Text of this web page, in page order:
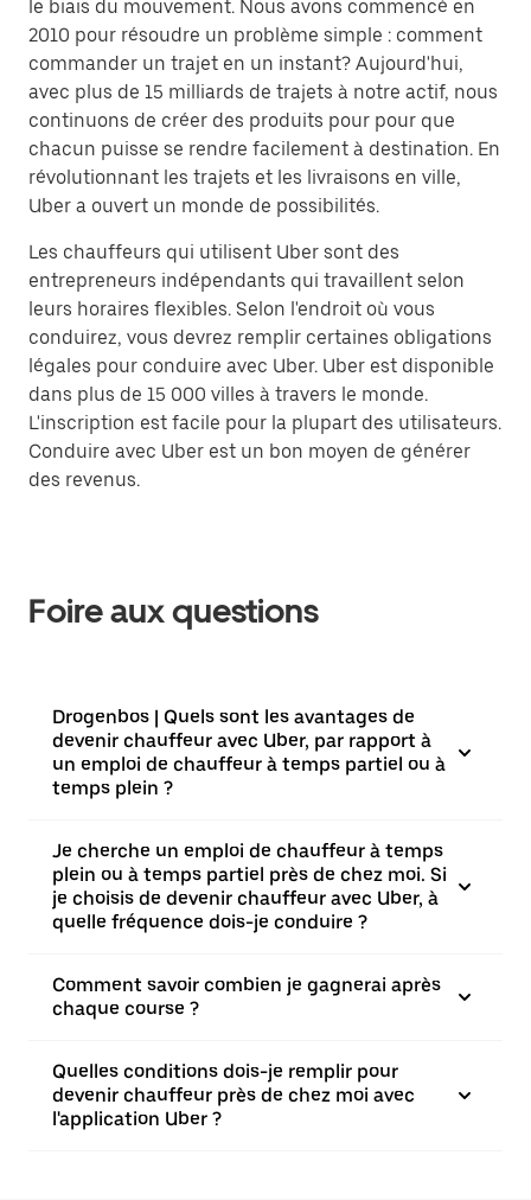
le biais du mouvement. Nous avons commencé en
2010 pour résoudre un problème simple : comment
commander un trajet en un instant? Aujourd'hui,
avec plus de 15 milliards de trajets à notre actif, nous
continuons de créer des produits pour pour que
chacun puisse se rendre facilement à destination. En
révolutionnant les trajets et les livraisons en ville,
Uber a ouvert un monde de possibilités.
Les chauffeurs qui utilisent Uber sont des
entrepreneurs indépendants qui travaillent selon
leurs horaires flexibles. Selon l'endroit où vous
conduirez, vous devrez remplir certaines obligations
légales pour conduire avec Uber. Uber est disponible
dans plus de 15 000 villes à travers le monde.
L'inscription est facile pour la plupart des utilisateurs.
Conduire avec Uber est un bon moyen de générer
des revenus.
Foire aux questions
Drogenbos | Quels sont les avantages de
devenir chauffeur avec Uber, par rapport à
un emploi de chauffeur à temps partiel ou à
temps plein ?
Je cherche un emploi de chauffeur à temps
plein ou à temps partiel près de chez moi. Si
je choisis de devenir chauffeur avec Uber, à
quelle fréquence dois-je conduire ?
Comment savoir combien je gagnerai après
chaque course ?
Quelles conditions dois-je remplir pour
devenir chauffeur près de chez moi avec
l'application Uber ?